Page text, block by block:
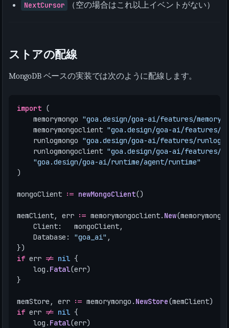
NextCursor （空の場合はこれ以上イベントがない）
ストアの配線
MongoDB ベースの実装では次のように配線します。
import (
memorymongo "goa.design/goa-ai/features/memory/
memorymongoclient "goa.design/goa-ai/features/
runlogmongo "goa.design/goa-ai/features/runlog/
runlogmongoclient "goa.design/goa-ai/features/
"goa.design/goa-ai/runtime/agent/runtime"
)
mongoClient := newMongoClient()
memClient, err := memorymongoclient. New(
Client: mongoClient,
Database : "goa_ai" ,
})
if err != nil {
log . Fatal(err)
}
memStore , err := memorymongo . NewStore(memClient)
if err != nil {
log . Fatal(err)